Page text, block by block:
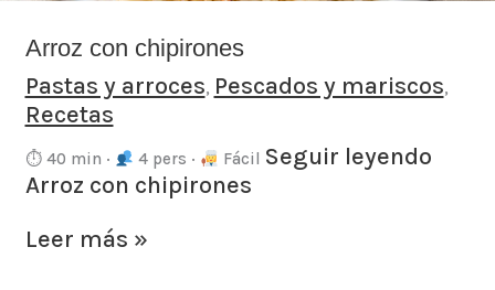
Arroz con chipirones
Pastas y arroces, Pescados y mariscos,
Recetas
⏱ 40 min · 4 pers · Fácil Seguir leyendo
Arroz con chipirones
Leer más »